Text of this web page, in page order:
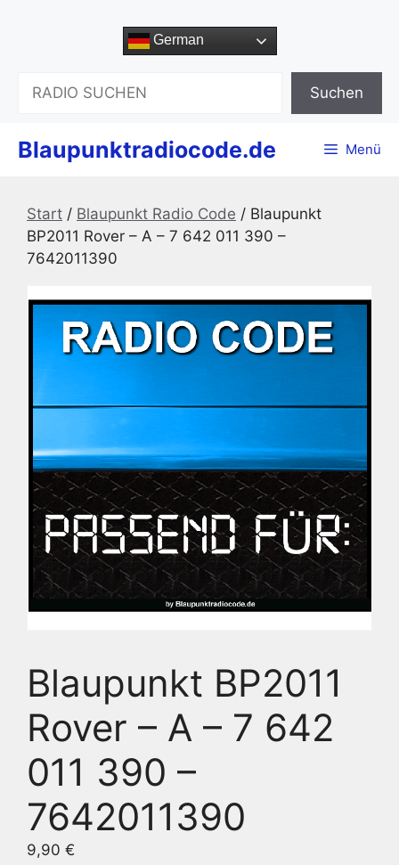
German
Suchen
Blaupunktradiocode.de Menü
Start / Blaupunkt Radio Code / Blaupunkt
BP2011 Rover – A – 7 642 011 390 –
7642011390
Blaupunkt BP2011
Rover – A – 7 642
011 390 –
7642011390
9,90 €